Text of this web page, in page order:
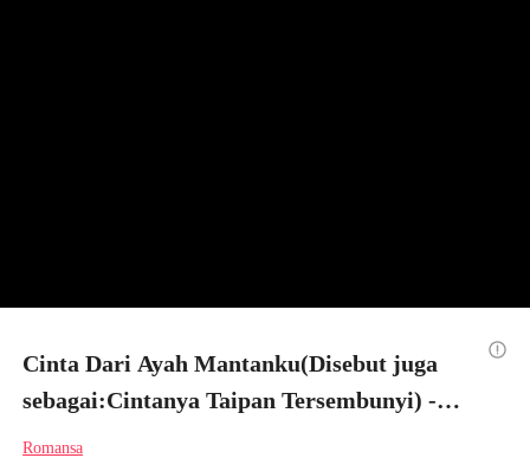
Cinta Dari Ayah Mantanku(Disebut juga
sebagai:Cintanya Taipan Tersembunyi) -
Episode 31
Romansa